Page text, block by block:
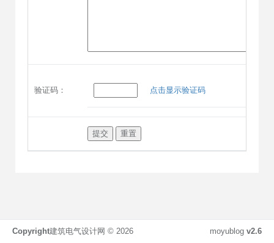
验证码： 点击显示验证码
moyublog v2.6
Copyright建筑电气设计网 © 2026